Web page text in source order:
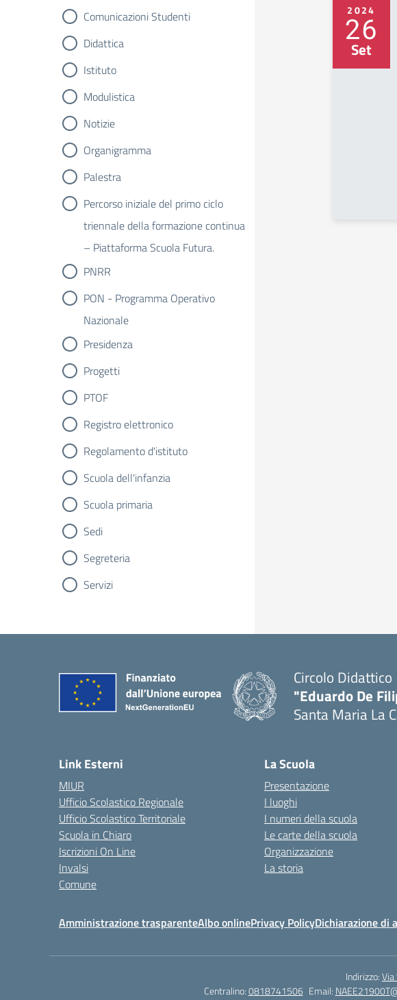
Comunicazioni Studenti
Didattica
Istituto
Modulistica
Notizie
Organigramma
Palestra
Percorso iniziale del primo ciclo
triennale della formazione continua
– Piattaforma Scuola Futura.
PNRR
PON - Programma Operativo
Nazionale
Presidenza
Progetti
PTOF
Registro elettronico
Regolamento d'istituto
Scuola dell'infanzia
Scuola primaria
Sedi
Segreteria
Servizi
2024
26
Set
Circolo Didattico
"Eduardo De
Santa Maria La
Link Esterni
MIUR
Ufficio Scolastico Regionale
Ufficio Scolastico Territoriale
Scuola in Chiaro
Iscrizioni On Line
Invalsi
Comune
La Scuola
Presentazione
I luoghi
I numeri della scuola
Le carte della scuola
Organizzazione
La storia
Amministrazione trasparenteAlbo onlinePrivacy PolicyDichiarazione di
Indirizzo:
Centralino:0818741506 Email: